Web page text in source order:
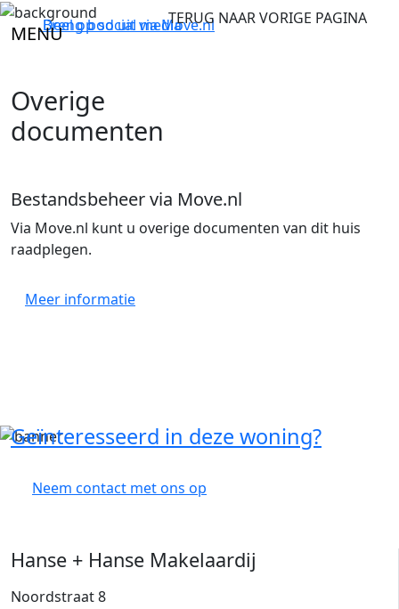
MENU
TERUG NAAR VORIGE PAGINA
Breng bod uit viaMove.nl
Deel op social media
Overige
documenten
Bestandsbeheer via Move.nl
Via Move.nl kunt u overige documenten van dit huis
raadplegen.
Meer informatie
Geïnteresseerd in deze woning?
Neem contact met ons op
Hanse + Hanse Makelaardij
Noordstraat 8